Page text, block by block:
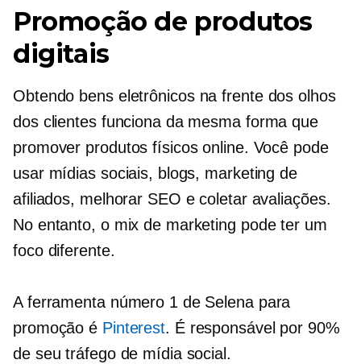
Promoção de produtos
digitais
Obtendo bens eletrônicosna frente dos olhos
dos clientes funciona da mesma forma que
promover produtos físicos online. Você pode
usar mídias sociais, blogs, marketing de
afiliados, melhorar SEO e coletar avaliações.
No entanto, o mix de marketing pode ter um
foco diferente.
A ferramenta número 1 de Selena para
promoção é Pinterest. É responsável por 90%
de seu tráfego de mídia social.